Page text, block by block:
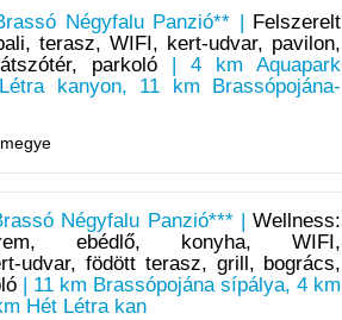
Négyfalu Panzió** |
Felszerelt
terasz, WIFI, kert-udvar, pavilon,
parkoló | 4 km Aquapark
kanyon, 11 km Brassópojána-
Négyfalu Panzió*** |Wellness:
ebédlő, konyha, WIFI,
udvar, födött terasz, grill, bogrács,
| 11 km Brassópojána sípálya, 4 km
Hét Létra kan